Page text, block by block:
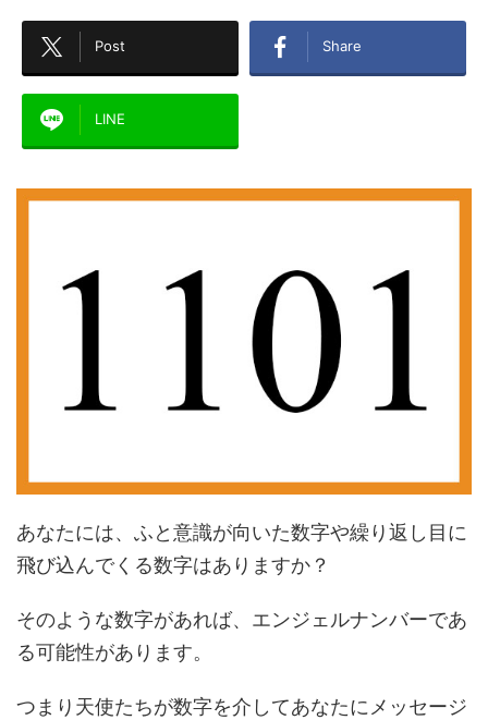
Post Share
LINE
あなたには、ふと意識が向いた数字や繰り返し目に
飛び込んでくる数字はありますか？
そのような数字があれば、エンジェルナンバーであ
る可能性があります。
つまり天使たちが数字を介してあなたにメッセージ